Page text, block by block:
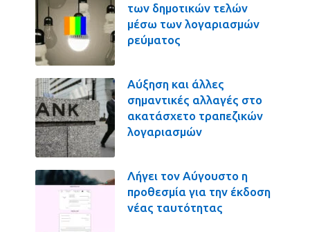
των δημοτικών τελών
μέσω των λογαριασμών
ρεύματος
Αύξηση και άλλες
σημαντικές αλλαγές στο
ακατάσχετο τραπεζικών
λογαριασμών
Λήγει τον Αύγουστο η
προθεσμία για την έκδοση
νέας ταυτότητας